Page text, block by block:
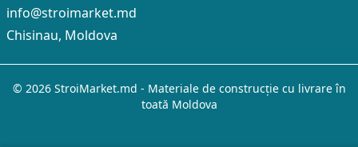
info@stroimarket.md
Chisinau, Moldova
© 2026 StroiMarket.md - Materiale de construcție cu livrare în
toată Moldova